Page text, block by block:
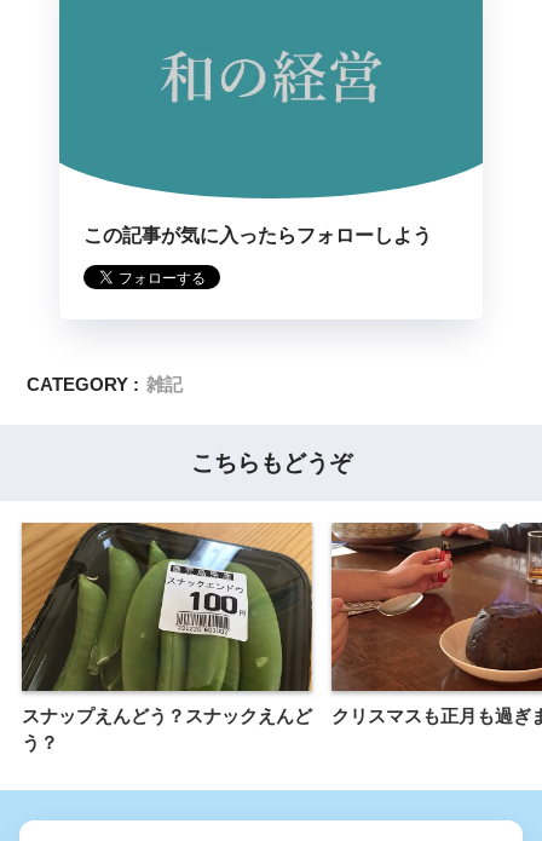
この記事が気に入ったらフォローしよう
CATEGORY : 雑記
こちらもどうぞ
スナップえんどう？スナックえんど
う？
クリスマスも正月も過